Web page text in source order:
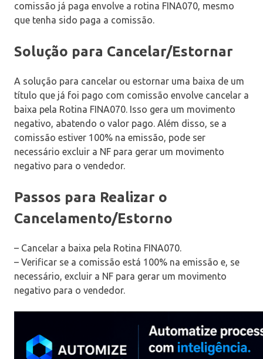
comissão já paga envolve a rotina FINA070, mesmo
que tenha sido paga a comissão.
Solução para Cancelar/Estornar
A solução para cancelar ou estornar uma baixa de um
título que já foi pago com comissão envolve cancelar a
baixa pela Rotina FINA070. Isso gera um movimento
negativo, abatendo o valor pago. Além disso, se a
comissão estiver 100% na emissão, pode ser
necessário excluir a NF para gerar um movimento
negativo para o vendedor.
Passos para Realizar o
Cancelamento/Estorno
– Cancelar a baixa pela Rotina FINA070.
– Verificar se a comissão está 100% na emissão e, se
necessário, excluir a NF para gerar um movimento
negativo para o vendedor.